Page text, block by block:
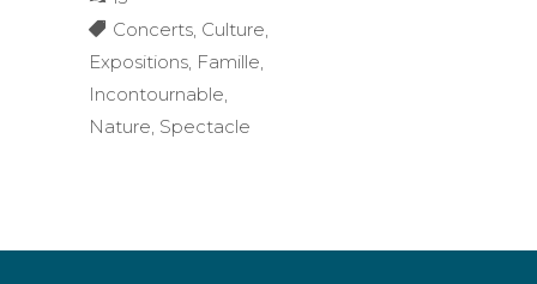
Concerts, Culture,
Expositions, Famille,
Incontournable,
Nature, Spectacle